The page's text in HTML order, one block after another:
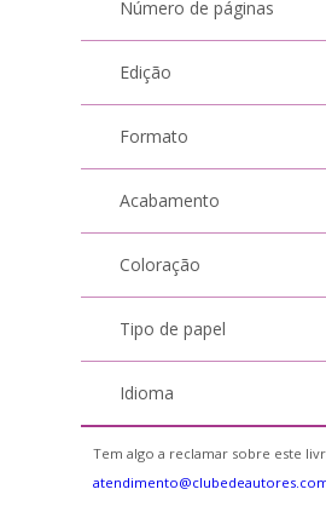
Número de páginas
Edição
Formato
Acabamento
Coloração
Tipo de papel
Idioma
Tem algo a reclamar sobre este